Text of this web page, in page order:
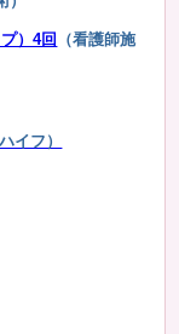
）4回
（看護師施
イフ）